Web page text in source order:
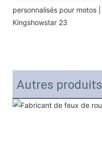
Autres produits